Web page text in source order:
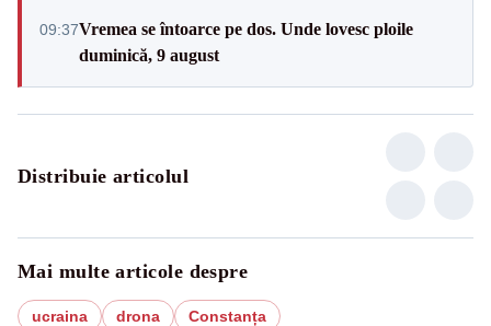
09:37Vremea se întoarce pe dos. Unde lovesc ploile
duminică, 9 august
Distribuie articolul
Mai multe articole despre
ucraina drona Constanța